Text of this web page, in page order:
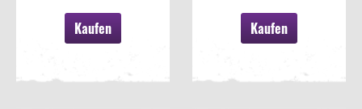
Kaufen Kaufen